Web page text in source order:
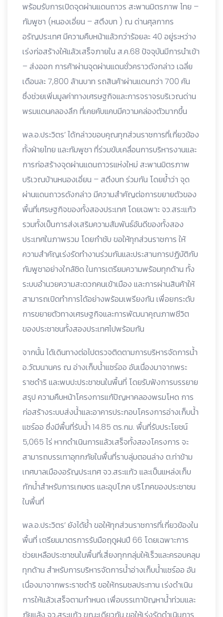
พร้อมรับการเปิดจุดผ่านแดนถาวร สะพานมิตรภาพ ไทย –
กัมพูชา (หนองเอี่ยน – สตึงบท ) ณ ด่านศุลกากร
อรัญประเทศ มีความคืบหน้าแล้วกว่าร้อยละ 40 อยู่ระหว่าง
เร่งก่อสร้างให้แล้วเสร็จภายใน ส.ค.68 ปัจจุบันมีการนำเข้า
– ส่งออก การค้าผ่านจุดผ่านแดนชั่วคราวดังกล่าว เฉลี่ย
เดือนละ 7,800 ล้านบาท รถสินค้าผ่านแดนกว่า 700 คัน
ซึ่งช่วยเพิ่มมูลค่าทางเศรษฐกิจและการจราจรบริเวณด่าน
พรมแดนคลองลึก ที่เคยคับแคบมีความคล่องตัวมากขึ้น
พล.อ.ประวิตร’ ได้กล่าวขอบคุณทุกส่วนราชการที่เกี่ยวข้อง
ทั้งฝ่ายไทย และกัมพูชา ที่ร่วมขับเคลื่อนการบริหารงานและ
การก่อสร้างจุดผ่านแดนถาวรแห่งใหม่ สะพานมิตรภาพ
บริเวณบ้านหนองเอี่ยน – สตึงบท ร่วมกัน โดยย้ำว่า จุด
ผ่านแดนถาวรดังกล่าว มีความสำคัญต่อการขยายตัวของ
พื้นที่เศรษฐกิจของทั้งสองประเทศ โดยเฉพาะ จว.สระแก้ว
รวมทั้งเป็นการส่งเสริมความสัมพันธ์อันดีของทั้งสอง
ประเทศในภาพรวม โดยกำชับ ขอให้ทุกส่วนราชการ ให้
ความสำคัญเร่งรัดทำงานร่วมกันและประสานการปฏิบัติกับ
กัมพูชาอย่างใกล้ชิด ในการเตรียมความพร้อมทุกด้าน ทั้ง
ระบบอำนวยความสะดวกคนเข้าเมือง และการผ่านสินค้าให้
สามารถเปิดทำการได้อย่างพร้อมเพรียงกัน เพื่อยกระดับ
การขยายตัวทางเศรษฐกิจและการพัฒนาคุณภาพชีวิต
ของประชาชนทั้งสองประเทศไปพร้อมกัน
จากนั้น ได้เดินทางต่อไปตรวจติดตามการบริหารจัดการน้ำ
อ.วัฒนานคร ณ อ่างเก็บน้ำแซร์ออ อันเนื่องมาจากพระ
ราชดำริ และพบปะประชาชนในพื้นที่ โดยรับฟังการบรรยาย
สรุป ความคืบหน้าโครงการแก้ปัญหาคลองพรมโหด การ
ก่อสร้างระบบส่งน้ำและอาคารประกอบโครงการอ่างเก็บน้ำ
แซร์ออ ซึ่งมีพื้นที่รับน้ำ 14.85 ตร.กม. พื้นที่รับประโยชน์
5,065 ไร่ หากดำเนินการแล้วเสร็จทั้งสองโครงการ จะ
สามารถบรรเทาอุทกภัยในพื้นที่ราบลุ่มตอนล่าง ต.ท่าข้าม
เทศบาลเมืองอรัญประเทศ จว.สระแก้ว และเป็นแหล่งเก็บ
กักน้ำสำหรับการเกษตร และอุปโภค บริโภคของประชาชน
ในพื้นที่
พล.อ.ประวิตร’ ยังได้ย้ำ ขอให้ทุกส่วนราชการที่เกี่ยวข้องใน
พื้นที่ เตรียมมาตรการรับมือฤดูฝนปี 66 โดยเฉพาะการ
ช่วยเหลือประชาชนในพื้นที่เสี่ยงทุกกลุ่มให้เร็วและครอบคลุม
ทุกด้าน สำหรับการบริหารจัดการน้ำอ่างเก็บน้ำแซร์ออ อัน
เนื่องมาจากพระราชดำริ ขอให้กรมชลประทาน เร่งดำเนิน
การให้แล้วเสร็จตามกำหนด เพื่อบรรเทาปัญหาน้ำท่วมและ